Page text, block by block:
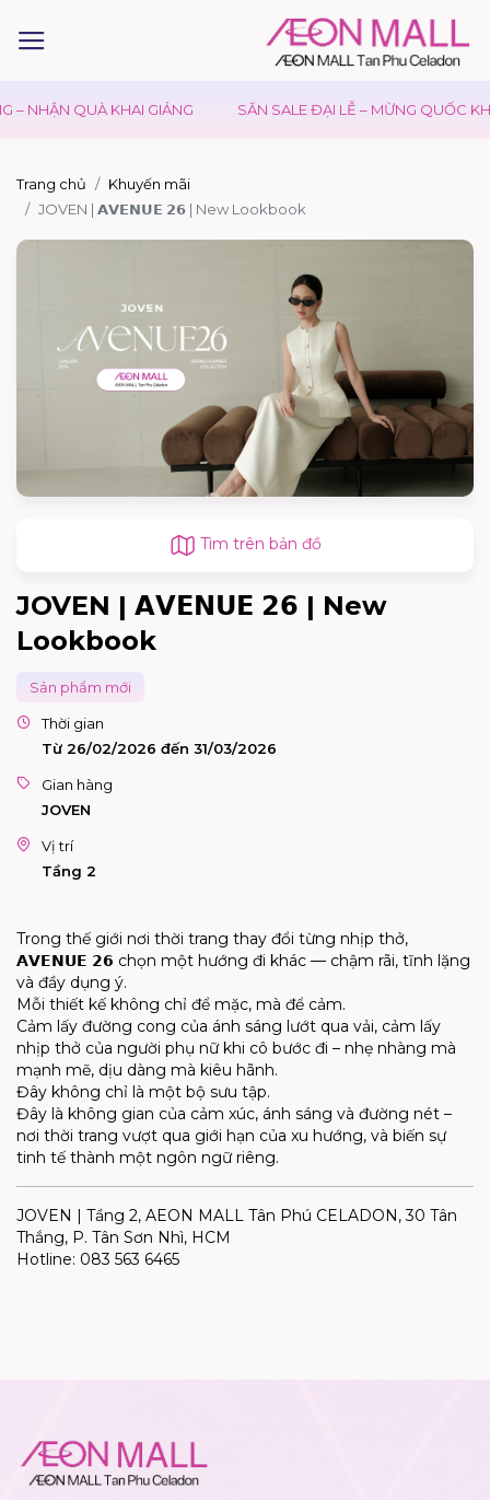
NHẬN QUÀ KHAI GIẢNG SĂN SALE ĐẠI LỄ – MỪNG QUỐC
Trang chủ
Khuyến mãi
JOVEN | 𝗔𝗩𝗘𝗡𝗨𝗘 𝟮𝟲 | New Lookbook
Tìm trên bản đồ
JOVEN | 𝗔𝗩𝗘𝗡𝗨𝗘 𝟮𝟲 | New
Lookbook
Sản phẩm mới
Thời gian
Từ 26/02/2026 đến 31/03/2026
Gian hàng
JOVEN
Vị trí
Tầng 2
Trong thế giới nơi thời trang thay đổi từng nhịp thở,
𝗔𝗩𝗘𝗡𝗨𝗘 𝟮𝟲 chọn một hướng đi khác — chậm rãi, tĩnh lặng
và đầy dụng ý.
Mỗi thiết kế không chỉ để mặc, mà để cảm.
Cảm lấy đường cong của ánh sáng lướt qua vải, cảm lấy
nhịp thở của người phụ nữ khi cô bước đi – nhẹ nhàng mà
mạnh mẽ, dịu dàng mà kiêu hãnh.
Đây không chỉ là một bộ sưu tập.
Đây là không gian của cảm xúc, ánh sáng và đường nét –
nơi thời trang vượt qua giới hạn của xu hướng, và biến sự
tinh tế thành một ngôn ngữ riêng.
JOVEN | Tầng 2, AEON MALL Tân Phú CELADON, 30 Tân
Thắng, P. Tân Sơn Nhì, HCM
Hotline: 083 563 6465